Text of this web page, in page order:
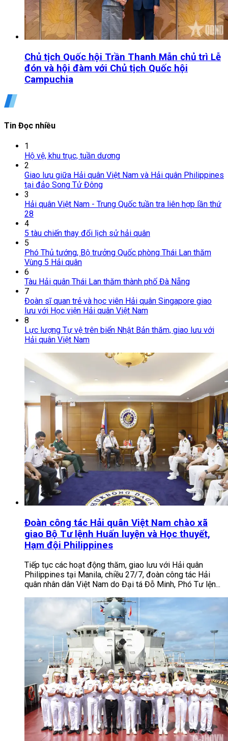
Chủ tịch Quốc hội Trần Thanh Mẫn chủ trì Lễ
đón và hội đàm với Chủ tịch Quốc hội
Campuchia
Tin Đọc nhiều
1
Hộ vệ, khu trục, tuần dương
2
Giao lưu giữa Hải quân Việt Nam và Hải quân Philippines
tại đảo Song Tử Đông
3
Hải quân Việt Nam - Trung Quốc tuần tra liên hợp lần thứ
28
4
5 tàu chiến thay đổi lịch sử hải quân
5
Phó Thủ tướng, Bộ trưởng Quốc phòng Thái Lan thăm
Vùng 5 Hải quân
6
Tàu Hải quân Thái Lan thăm thành phố Đà Nẵng
7
Đoàn sĩ quan trẻ và học viên Hải quân Singapore giao
lưu với Học viện Hải quân Việt Nam
8
Lực lượng Tự vệ trên biển Nhật Bản thăm, giao lưu với
Hải quân Việt Nam
Đoàn công tác Hải quân Việt Nam chào xã
giao Bộ Tư lệnh Huấn luyện và Học thuyết,
Hạm đội Philippines
Tiếp tục các hoạt động thăm, giao lưu với Hải quân
Philippines tại Manila, chiều 27/7, đoàn công tác Hải
quân nhân dân Việt Nam do Đại tá Đỗ Minh, Phó Tư lện...